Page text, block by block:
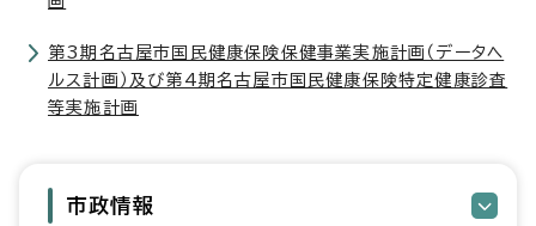
第3期名古屋市国民健康保険保健事業実施計画（データヘ
ルス計画）及び第4期名古屋市国民健康保険特定健康診査
等実施計画
市政情報